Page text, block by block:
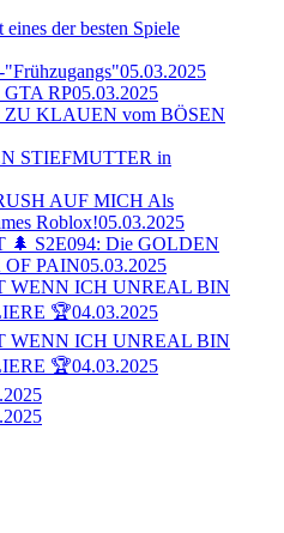
der besten Spiele
"Frühzugangs"05.03.2025
RP05.03.2025
KLAUEN vom BÖSEN
STIEFMUTTER in
AUF MICH Als
Roblox!05.03.2025
🌲 S2E094: Die GOLDEN
OF PAIN05.03.2025
WENN ICH UNREAL BIN
🏆04.03.2025
WENN ICH UNREAL BIN
🏆04.03.2025